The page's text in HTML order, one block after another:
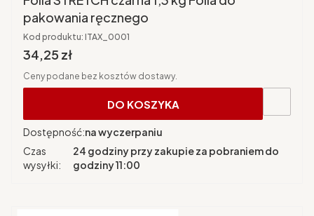
pakowania ręcznego
Kod produktu: ITAX_0001
Cena brutto
34,25 zł
Ceny podane bez kosztów dostawy.
DO KOSZYKA
Dostępność:na wyczerpaniu
Czas
wysyłki:
24 godziny przy zakupie za pobraniem do
godziny 11:00